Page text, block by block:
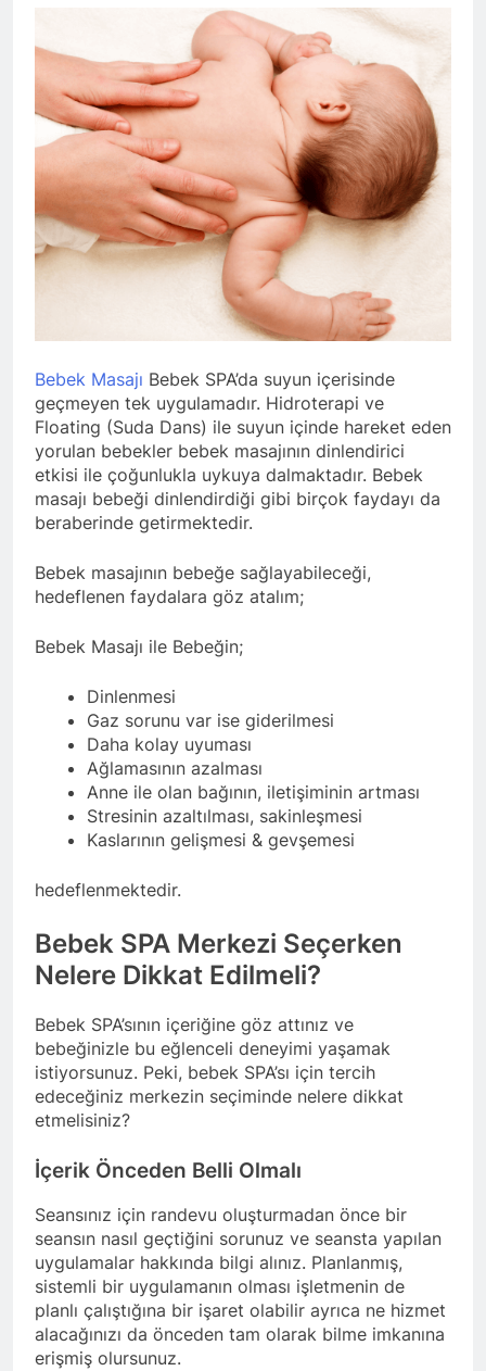
Bebek Masajı Bebek SPA’da suyun içerisinde
geçmeyen tek uygulamadır. Hidroterapi ve
Floating (Suda Dans) ile suyun içinde hareket eden
yorulan bebekler bebek masajının dinlendirici
etkisi ile çoğunlukla uykuya dalmaktadır. Bebek
masajı bebeği dinlendirdiği gibi birçok faydayı da
beraberinde getirmektedir.
Bebek masajının bebeğe sağlayabileceği,
hedeflenen faydalara göz atalım;
Bebek Masajı ile Bebeğin;
Dinlenmesi
Gaz sorunu var ise giderilmesi
Daha kolay uyuması
Ağlamasının azalması
Anne ile olan bağının, iletişiminin artması
Stresinin azaltılması, sakinleşmesi
Kaslarının gelişmesi & gevşemesi
hedeflenmektedir.
Bebek SPA Merkezi Seçerken
Nelere Dikkat Edilmeli?
Bebek SPA’sının içeriğine göz attınız ve
bebeğinizle bu eğlenceli deneyimi yaşamak
istiyorsunuz. Peki, bebek SPA’sı için tercih
edeceğiniz merkezin seçiminde nelere dikkat
etmelisiniz?
İçerik Önceden Belli Olmalı
Seansınız için randevu oluşturmadan önce bir
seansın nasıl geçtiğini sorunuz ve seansta yapılan
uygulamalar hakkında bilgi alınız. Planlanmış,
sistemli bir uygulamanın olması işletmenin de
planlı çalıştığına bir işaret olabilir ayrıca ne hizmet
alacağınızı da önceden tam olarak bilme imkanına
erişmiş olursunuz.